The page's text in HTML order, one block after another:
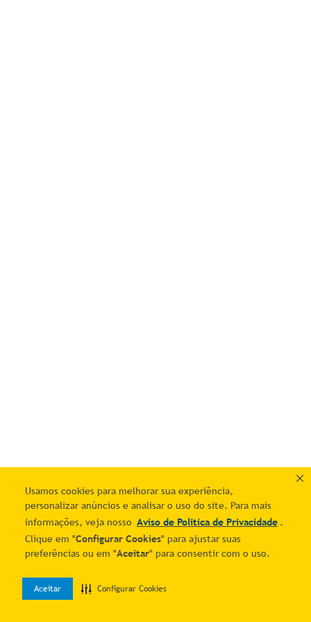
Usamos cookies para melhorar sua experiência,
personalizar anúncios e analisar o uso do site. Para mais
informações, veja nosso Aviso de Política de Privacidade .
Clique em "Configurar Cookies" para ajustar suas
preferências ou em "Aceitar" para consentir com o uso.
Aceitar Configurar Cookies